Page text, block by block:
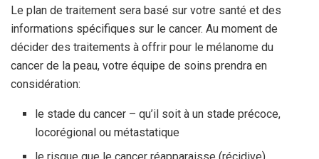
Le plan de traitement sera basé sur votre santé et des
informations spécifiques sur le cancer. Au moment de
décider des traitements à offrir pour le mélanome du
cancer de la peau, votre équipe de soins prendra en
considération:
le stade du cancer – qu’il soit à un stade précoce,
locorégional ou métastatique